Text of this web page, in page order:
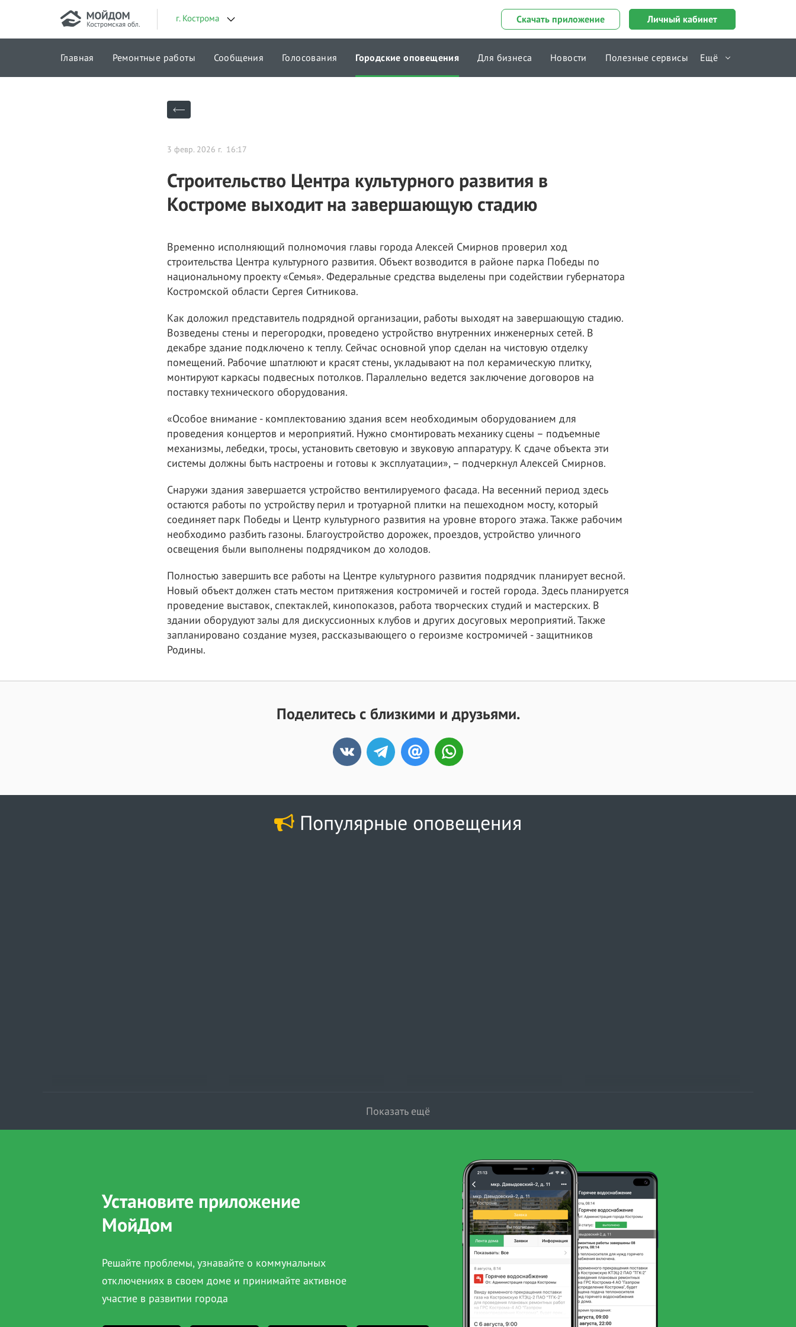
г. Кострома Скачать приложение Личный кабинет
Главная Ремонтные работы Сообщения Голосования Городские оповещения Для бизнеса Новости Полезные сервисы Ещё
3 февр. 2026 г. 16:17
Строительство Центра культурного развития в
Костроме выходит на завершающую стадию
Временно исполняющий полномочия главы города Алексей Смирнов проверил ход
строительства Центра культурного развития. Объект возводится в районе парка Победы по
национальному проекту «Семья». Федеральные средства выделены при содействии губернатора
Костромской области Сергея Ситникова.
Как доложил представитель подрядной организации, работы выходят на завершающую стадию.
Возведены стены и перегородки, проведено устройство внутренних инженерных сетей. В
декабре здание подключено к теплу. Сейчас основной упор сделан на чистовую отделку
помещений. Рабочие шпатлюют и красят стены, укладывают на пол керамическую плитку,
монтируют каркасы подвесных потолков. Параллельно ведется заключение договоров на
поставку технического оборудования.
«Особое внимание - комплектованию здания всем необходимым оборудованием для
проведения концертов и мероприятий. Нужно смонтировать механику сцены – подъемные
механизмы, лебедки, тросы, установить световую и звуковую аппаратуру. К сдаче объекта эти
системы должны быть настроены и готовы к эксплуатации», – подчеркнул Алексей Смирнов.
Снаружи здания завершается устройство вентилируемого фасада. На весенний период здесь
остаются работы по устройству перил и тротуарной плитки на пешеходном мосту, который
соединяет парк Победы и Центр культурного развития на уровне второго этажа. Также рабочим
необходимо разбить газоны. Благоустройство дорожек, проездов, устройство уличного
освещения были выполнены подрядчиком до холодов.
Полностью завершить все работы на Центре культурного развития подрядчик планирует весной.
Новый объект должен стать местом притяжения костромичей и гостей города. Здесь планируется
проведение выставок, спектаклей, кинопоказов, работа творческих студий и мастерских. В
здании оборудуют залы для дискуссионных клубов и других досуговых мероприятий. Также
запланировано создание музея, рассказывающего о героизме костромичей - защитников
Родины.
Поделитесь с близкими и друзьями.
Популярные оповещения
Показать ещё
Установите приложение
МойДом
Решайте проблемы, узнавайте о коммунальных
отключениях в своем доме и принимайте активное
участие в развитии города